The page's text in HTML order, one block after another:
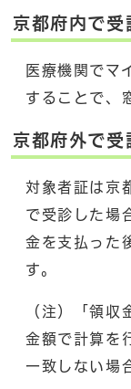
京都府内で受
医療機関でマ
することで、
京都府外で受
対象者証は京
で受診した場
金を支払った
す。
（注）「領収
金額で計算を
一致しない場